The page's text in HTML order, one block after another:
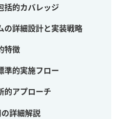
括的カバレッジ
の詳細設計と実装戦略
特徴
準的実施フロー
的アプローチ
詳細解説